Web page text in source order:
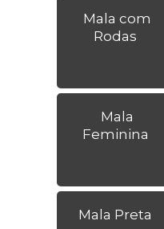
Mala com
Rodas
Mala
Feminina
Mala Preta